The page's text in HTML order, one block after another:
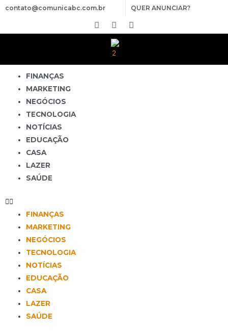
contato@comunicabc.com.br QUER ANUNCIAR?
FINANÇAS
MARKETING
NEGÓCIOS
TECNOLOGIA
NOTÍCIAS
EDUCAÇÃO
CASA
LAZER
SAÚDE
FINANÇAS
MARKETING
NEGÓCIOS
TECNOLOGIA
NOTÍCIAS
EDUCAÇÃO
CASA
LAZER
SAÚDE